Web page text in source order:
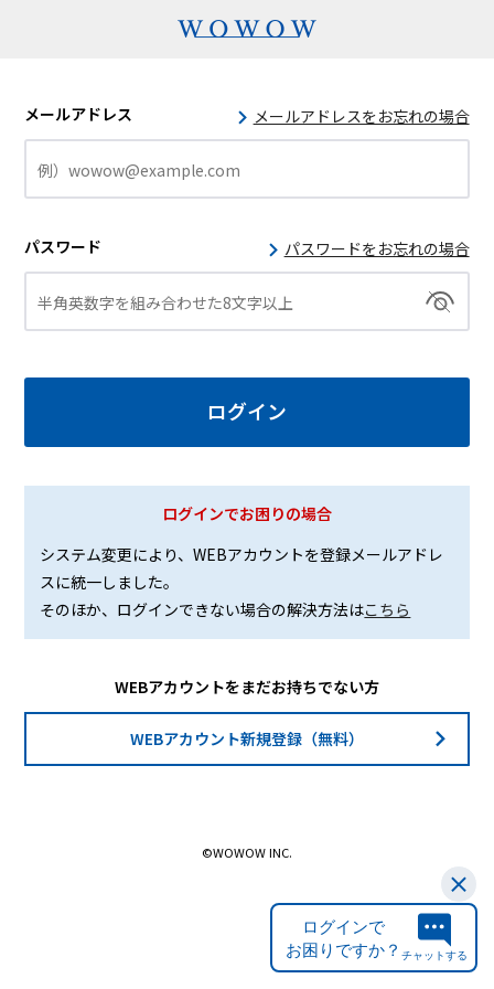
メールアドレス メールアドレスをお忘れの場合
パスワード パスワードをお忘れの場合
ログインでお困りの場合
システム変更により、WEBアカウントを登録メールアドレ
スに統一しました。
そのほか、ログインできない場合の解決方法はこちら
WEBアカウントをまだお持ちでない方
WEBアカウント新規登録（無料）
©WOWOW INC.
ログインで
お困りですか？ チャットする